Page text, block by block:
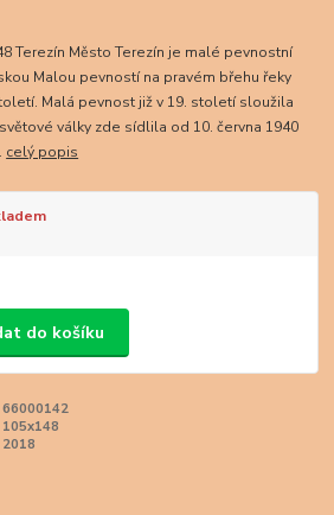
Terezín Město Terezín je malé pevnostní
Malou pevností na pravém břehu řeky
Malá pevnost již v 19. století sloužila
války zde sídlila od 10. června 1940
celý popis
do košíku
66000142
105x148
2018